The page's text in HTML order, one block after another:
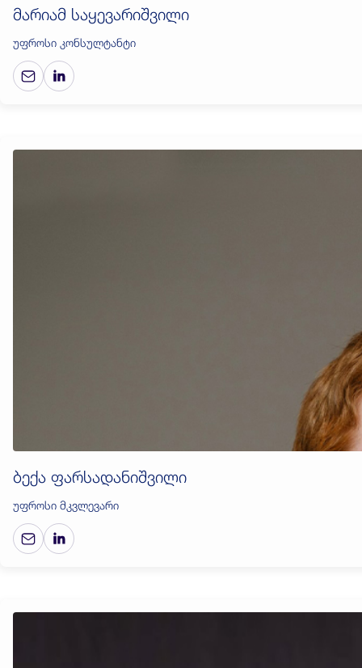
მარიამ საყევარიშვილი
უფროსი კონსულტანტი
ბექა ფარსადანიშვილი
უფროსი მკვლევარი